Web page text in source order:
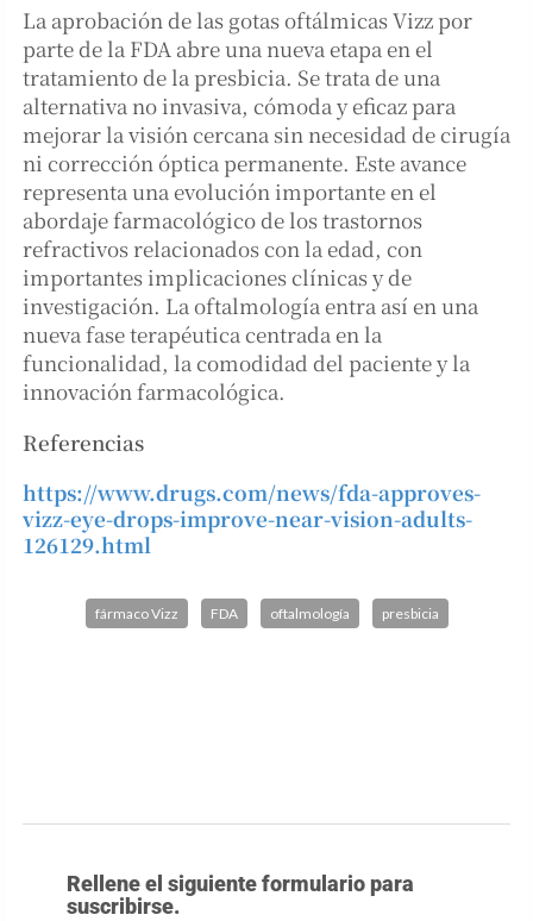
La aprobación de las gotas oftálmicas Vizz por
parte de la FDA abre una nueva etapa en el
tratamiento de la presbicia. Se trata de una
alternativa no invasiva, cómoda y eficaz para
mejorar la visión cercana sin necesidad de cirugía
ni corrección óptica permanente. Este avance
representa una evolución importante en el
abordaje farmacológico de los trastornos
refractivos relacionados con la edad, con
importantes implicaciones clínicas y de
investigación. La oftalmología entra así en una
nueva fase terapéutica centrada en la
funcionalidad, la comodidad del paciente y la
innovación farmacológica.
Referencias
https://www.drugs.com/news/fda-approves-
vizz-eye-drops-improve-near-vision-adults-
126129.html
fármaco Vizz FDA oftalmología presbicia
Rellene el siguiente formulario para
suscribirse.